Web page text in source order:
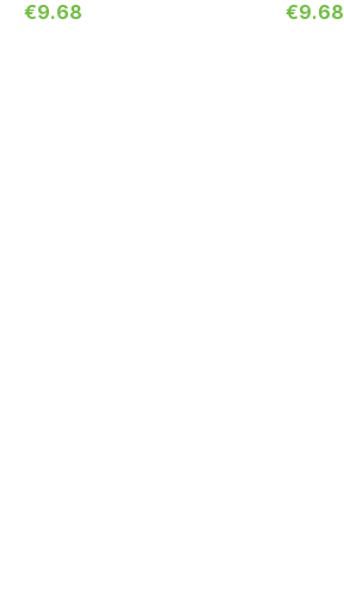
€9.68 €9.68